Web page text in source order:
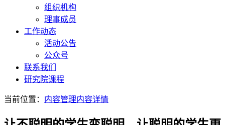
组织机构
理事成员
工作动态
活动公告
公众号
联系我们
研究院课程
当前位置： 内容管理内容详情